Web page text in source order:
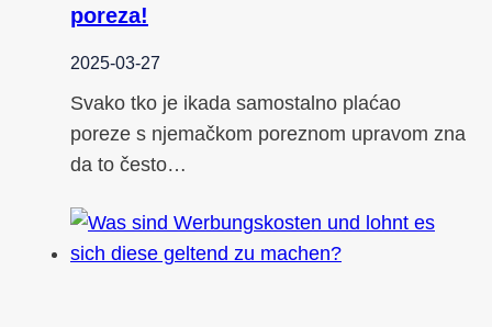
poreza!
2025-03-27
Svako tko je ikada samostalno plaćao
poreze s njemačkom poreznom upravom zna
da to često…